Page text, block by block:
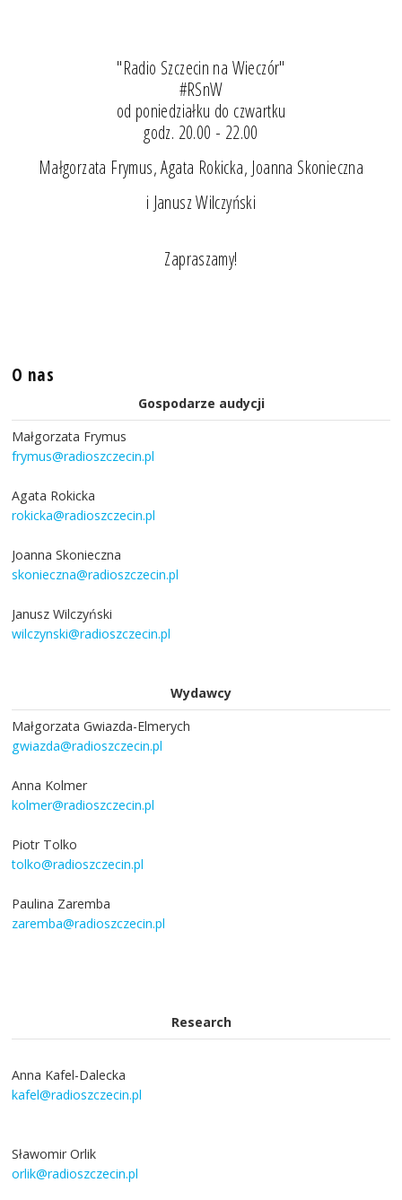
"Radio Szczecin na Wieczór"
#RSnW
od poniedziałku do czwartku
godz. 20.00 - 22.00
Małgorzata Frymus, Agata Rokicka, Joanna Skonieczna
i Janusz Wilczyński
Zapraszamy!
O nas
Gospodarze audycji
Małgorzata Frymus
frymus@radioszczecin.pl
Agata Rokicka
rokicka@radioszczecin.pl
Joanna Skonieczna
skonieczna@radioszczecin.pl
Janusz Wilczyński
wilczynski@radioszczecin.pl
Wydawcy
Małgorzata Gwiazda-Elmerych
gwiazda@radioszczecin.pl
Anna Kolmer
kolmer@radioszczecin.pl
Piotr Tolko
tolko@radioszczecin.pl
Paulina Zaremba
zaremba@radioszczecin.pl
Research
Anna Kafel-Dalecka
kafel@radioszczecin.pl
Sławomir Orlik
orlik@radioszczecin.pl